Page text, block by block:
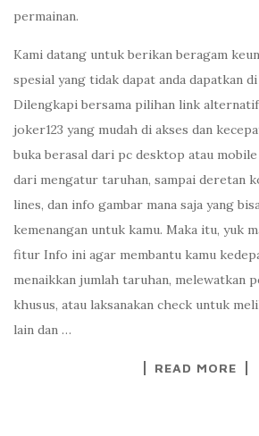
permainan.
Kami datang untuk berikan beragam
spesial yang tidak dapat anda dapatkan
Dilengkapi bersama pilihan link
joker123 yang mudah di akses dan
buka berasal dari pc desktop atau
dari mengatur taruhan, sampai deretan
lines, dan info gambar mana saja yang
kemenangan untuk kamu. Maka itu, yuk
fitur Info ini agar membantu kamu
menaikkan jumlah taruhan, melewatkan
khusus, atau laksanakan check untuk
lain dan …
READ MORE